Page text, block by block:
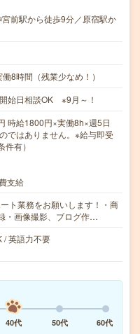
前駅から徒歩9分／原宿駅か
8時間（残業少なめ！）
始日相談OK ※9月～！
給1800円×実働8h×週5日
ではありません。※給与即受
有）
支給
ト業務をお願いします！・商
・画像撮影、ブログ作…
/ 英語力不要
40代 50代
60代